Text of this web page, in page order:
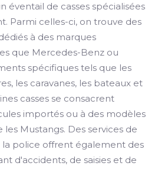
éventail de casses spécialisées
Parmi celles-ci, on trouve des
à des marques
que Mercedes-Benz ou
spécifiques tels que les
les caravanes, les bateaux et
casses se consacrent
importés ou à des modèles
les Mustangs. Des services de
police offrent également des
d'accidents, de saisies et de